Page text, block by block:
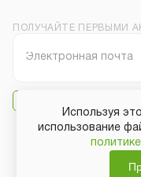
ПОЛУЧАЙТЕ ПЕРВЫМИ
Используя
использование